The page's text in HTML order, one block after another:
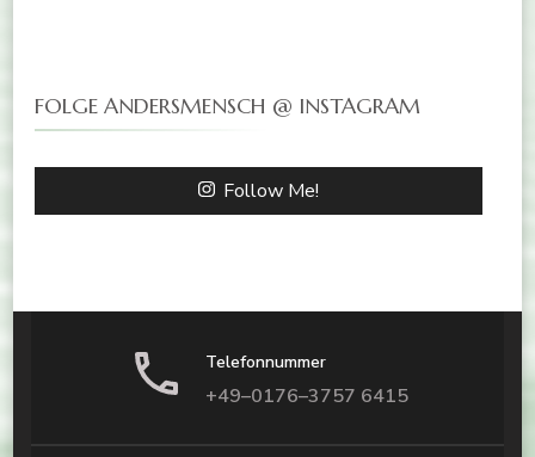
FOLGE ANDERSMENSCH @ INSTAGRAM
Follow Me!
Telefonnummer
+49–0176–3757 6415